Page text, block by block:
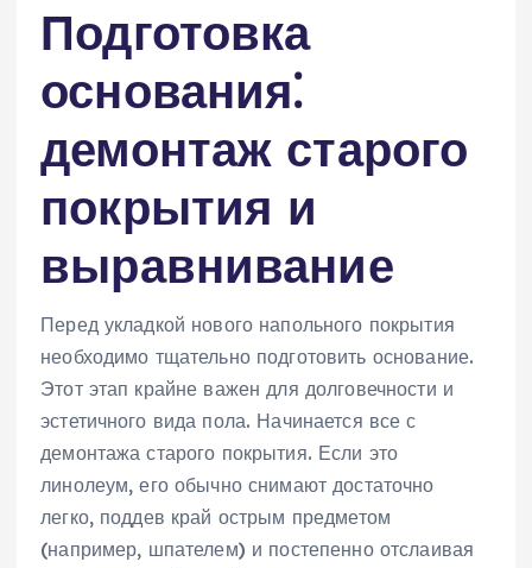
Подготовка
основания⁚
демонтаж старого
покрытия и
выравнивание
Перед укладкой нового напольного покрытия
необходимо тщательно подготовить основание.
Этот этап крайне важен для долговечности и
эстетичного вида пола. Начинается все с
демонтажа старого покрытия. Если это
линолеум‚ его обычно снимают достаточно
легко‚ поддев край острым предметом
(например‚ шпателем) и постепенно отслаивая